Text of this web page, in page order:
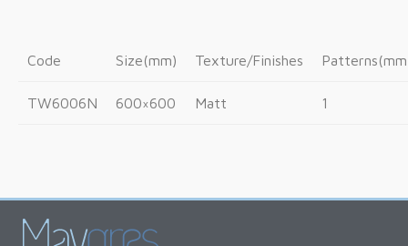
Code Size(mm) Texture/Finishes
TW6006N 600×600 Matt 1